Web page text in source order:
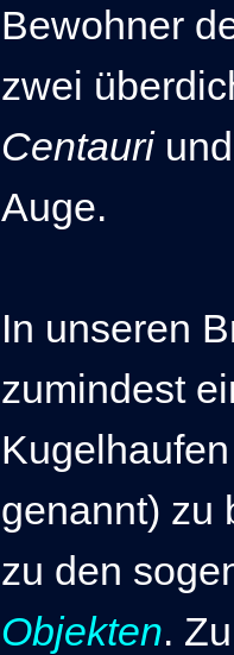
Bewohner
zwei
Centauri
Auge.
In unseren
zumindest
genannt) zu
zu den
Objekten.